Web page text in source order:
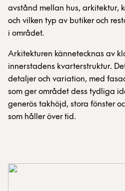
avstånd mellan hus, arkitektur,
och vilken typ av butiker och
i området.
Arkitekturen kännetecknas av
innerstadens kvarterstruktur.
detaljer och variation, med
som ger området dess tydliga
generös takhöjd, stora fönster
som håller över tid.